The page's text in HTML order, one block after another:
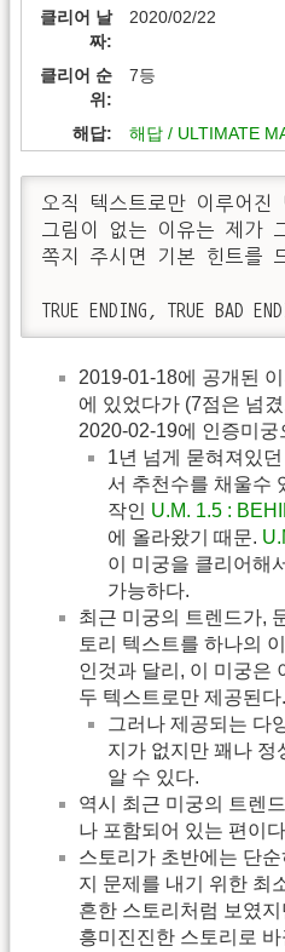
클리어 날
짜
2020/02/22
클리어 순
위
7등
해답 해답 / ULTIMATE
오직 텍스트로만 이루어진
그림이 없는 이유는 제가
쪽지 주시면 기본 힌트를
TRUE ENDING, TRUE BAD
2019-01-18에 공개된
에 있었다가 (7점은 넘
2020-02-19에 인증미궁
1년 넘게 묻혀져있
서 추천수를 채울수
작인 U.M. 1.5 :
에 올라왔기 때문.
이 미궁을 클리어해
가능하다.
최근 미궁의 트렌드가,
토리 텍스트를 하나의
인것과 달리, 이 미궁은
두 텍스트로만 제공된다.
그러나 제공되는 다
지가 없지만 꽤나 정
알 수 있다.
역시 최근 미궁의 트렌
나 포함되어 있는 편이
스토리가 초반에는 단
지 문제를 내기 위한 최
흔한 스토리처럼 보였
흥미진진한 스토리로